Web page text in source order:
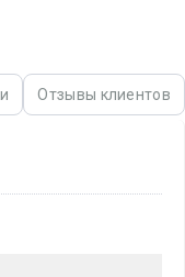
Отзывы клиентов